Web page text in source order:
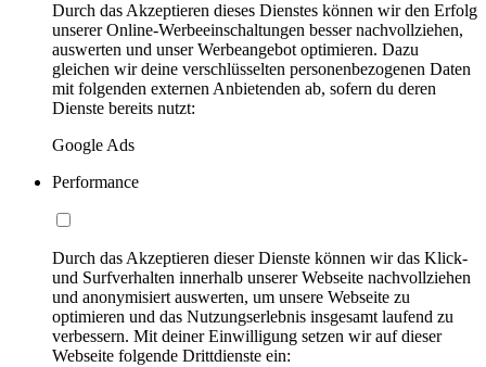
Durch das Akzeptieren dieses Dienstes können wir den Erfolg
unserer Online-Werbeeinschaltungen besser nachvollziehen,
auswerten und unser Werbeangebot optimieren. Dazu
gleichen wir deine verschlüsselten personenbezogenen Daten
mit folgenden externen Anbietenden ab, sofern du deren
Dienste bereits nutzt:
Google Ads
Performance
Durch das Akzeptieren dieser Dienste können wir das Klick-
und Surfverhalten innerhalb unserer Webseite nachvollziehen
und anonymisiert auswerten, um unsere Webseite zu
optimieren und das Nutzungserlebnis insgesamt laufend zu
verbessern. Mit deiner Einwilligung setzen wir auf dieser
Webseite folgende Drittdienste ein: